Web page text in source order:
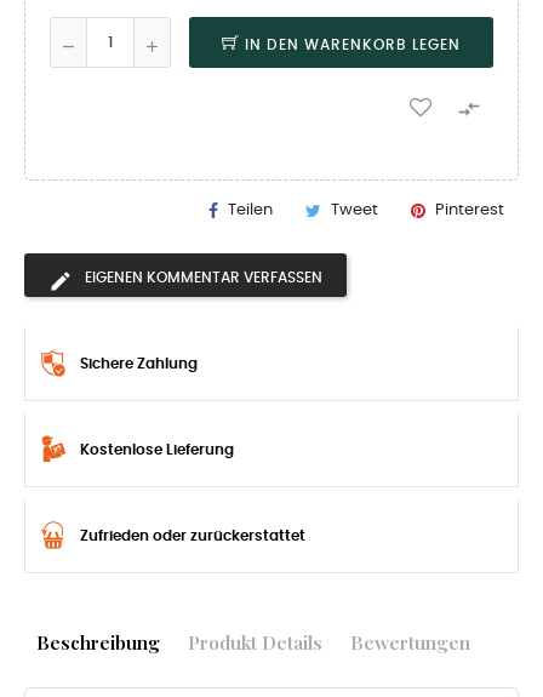
IN DEN WARENKORB LEGEN

Teilen Tweet Pinterest
EIGENEN KOMMENTAR VERFASSEN
Sichere Zahlung
Kostenlose Lieferung
Zufrieden oder zurückerstattet
Beschreibung Produkt Details Bewertungen